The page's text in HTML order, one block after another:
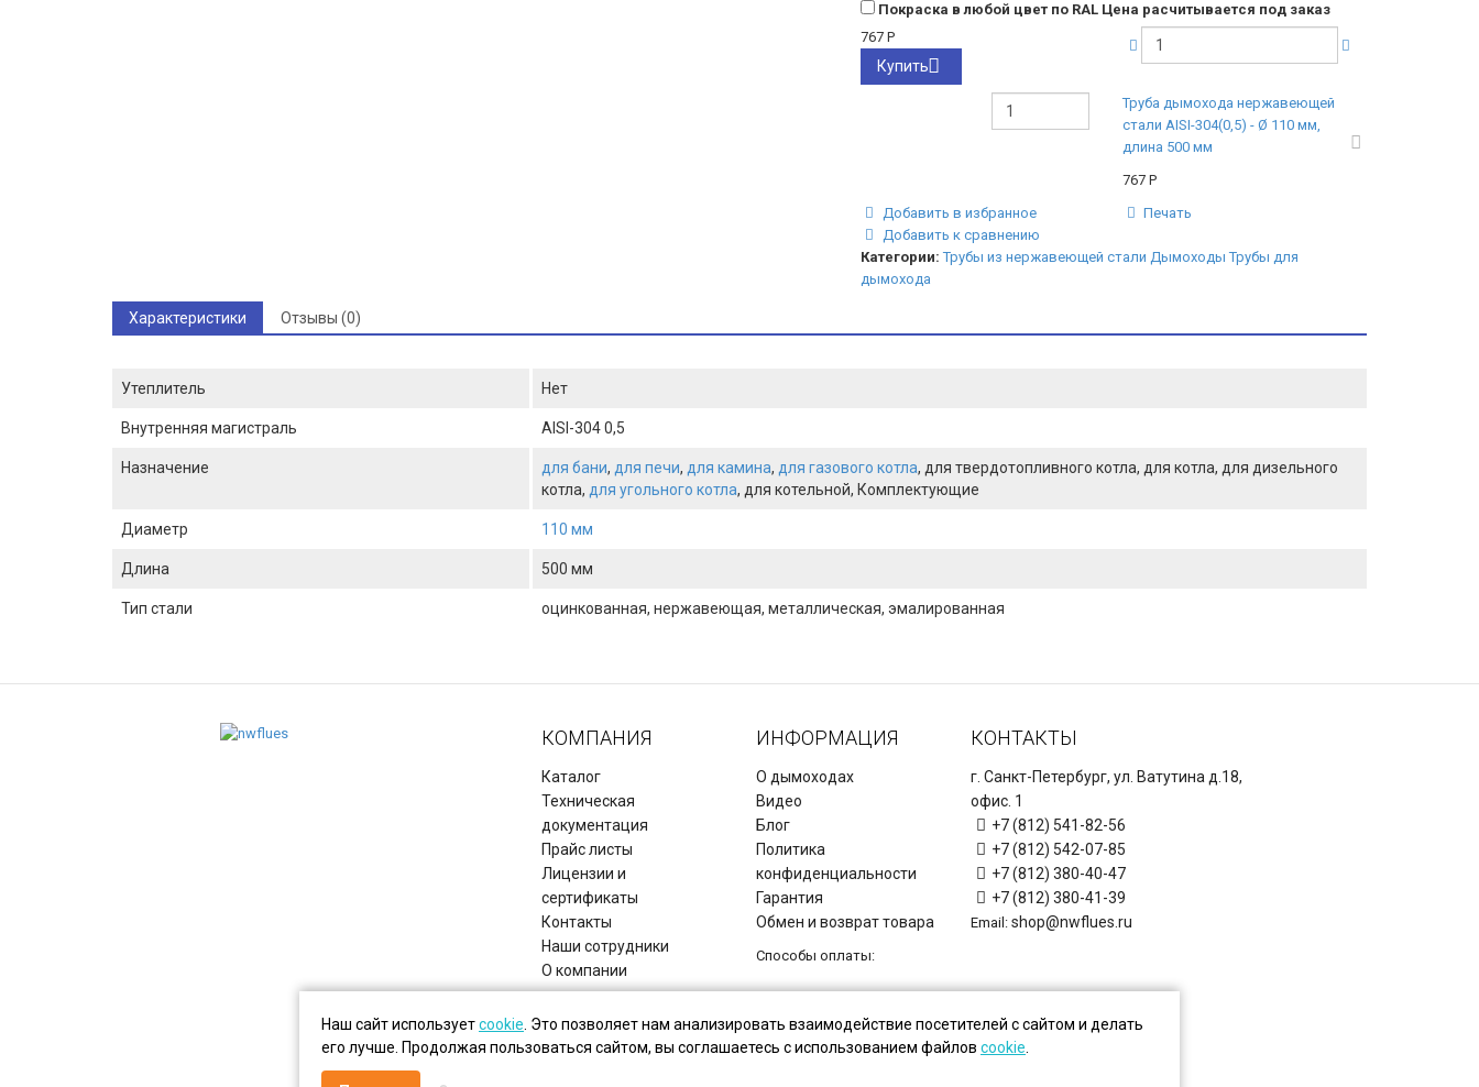
Покраска в любой цвет по RAL Цена расчитывается под заказ
767 Р
Купить
Труба дымохода нержавеющей
стали AISI-304(0,5) - Ø 110 мм,
длина 500 мм
767 Р
Добавить в избранное
Печать
Добавить к сравнению
Категории: Трубы из нержавеющей стали Дымоходы Трубы для
дымохода
Характеристики Отзывы (0)
Утеплитель Нет
Внутренняя магистраль AISI-304 0,5
Назначение для бани, для печи, для камина, для газового котла, для твердотопливного котла, для котла, для дизельного
котла, для угольного котла, для котельной, Комплектующие
Диаметр 110 мм
Длина 500 мм
Тип стали оцинкованная, нержавеющая, металлическая, эмалированная
КОМПАНИЯ
Каталог
Техническая
документация
Прайс листы
Лицензии и
сертификаты
Контакты
Наши сотрудники
О компании
ИНФОРМАЦИЯ
О дымоходах
Видео
Блог
Политика
конфиденциальности
Гарантия
Обмен и возврат товара
Способы оплаты:
КОНТАКТЫ
г. Санкт-Петербург, ул. Ватутина д.18,
офис. 1
+7 (812) 541-82-56
+7 (812) 542-07-85
+7 (812) 380-40-47
+7 (812) 380-41-39
Email: shop@nwflues.ru
Наш сайт используетcookie . Это позволяет нам анализировать взаимодействие посетителей с сайтом и делать
его лучше. Продолжая пользоваться сайтом, вы соглашаетесь с использованием файлов cookie